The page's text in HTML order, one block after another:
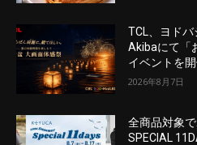
TCL、ヨド
Akibaにて「
イベントを
2026年8月7日
全商品対象
SPECIAL